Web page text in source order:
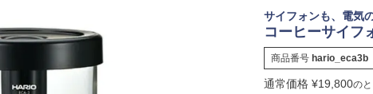
サイフォンも、電気
コーヒーサイフ
商品番号 hario_eca3b
通常価格 ¥19,800の